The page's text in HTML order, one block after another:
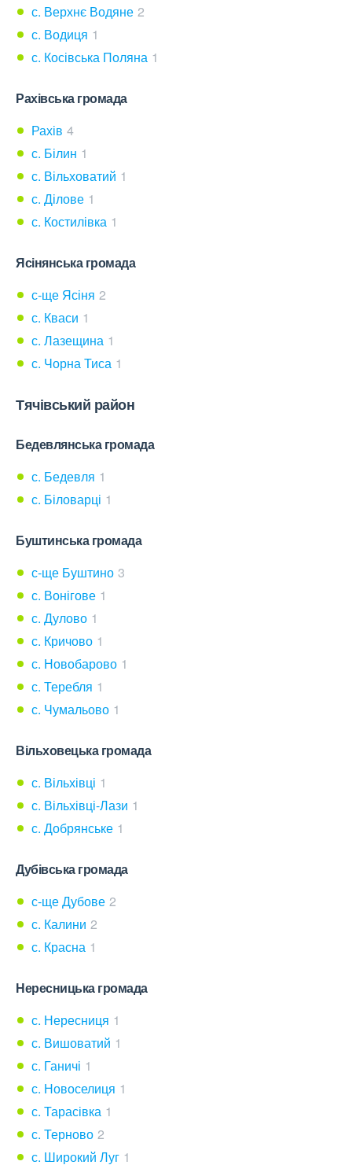
с. Верхнє Водяне 2
с. Водиця 1
с. Косівська Поляна 1
Рахівська громада
Рахів 4
с. Білин 1
с. Вільховатий 1
с. Ділове 1
с. Костилівка 1
Ясінянська громада
с-ще Ясіня 2
с. Кваси 1
с. Лазещина 1
с. Чорна Тиса 1
Тячівський район
Бедевлянська громада
с. Бедевля 1
с. Біловарці 1
Буштинська громада
с-ще Буштино 3
с. Вонігове 1
с. Дулово 1
с. Кричово 1
с. Новобарово 1
с. Теребля 1
с. Чумальово 1
Вільховецька громада
с. Вільхівці 1
с. Вільхівці-Лази 1
с. Добрянське 1
Дубівська громада
с-ще Дубове 2
с. Калини 2
с. Красна 1
Нересницька громада
с. Нересниця 1
с. Вишоватий 1
с. Ганичі 1
с. Новоселиця 1
с. Тарасівка 1
с. Терново 2
с. Широкий Луг 1